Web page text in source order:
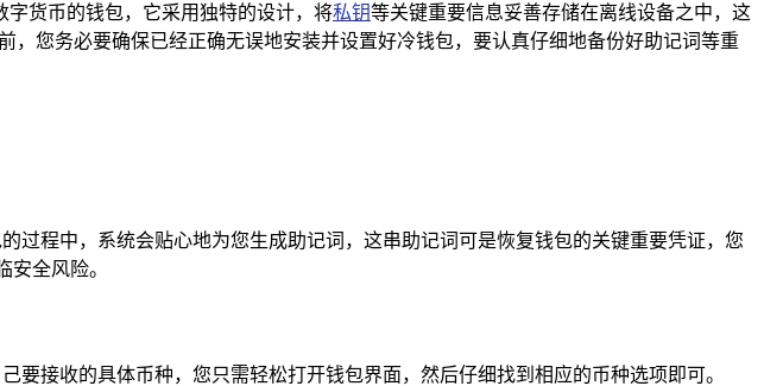
字货币的钱包，它采用独特的设计，将私钥等关键重要信息妥善存储在离线设备之中，这
您务必要确保已经正确无误地安装并设置好冷钱包，要认真仔细地备份好助记词等重
过程中，系统会贴心地为您生成助记词，这串助记词可是恢复钱包的关键重要凭证，您
全风险。
接收的具体币种，您只需轻松打开钱包界面，然后仔细找到相应的币种选项即可。